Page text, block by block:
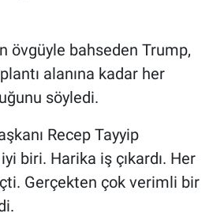
övgüyle bahseden Trump,
alanına kadar her
söyledi.
Recep Tayyip
biri. Harika iş çıkardı. Her
Gerçekten çok verimli bir